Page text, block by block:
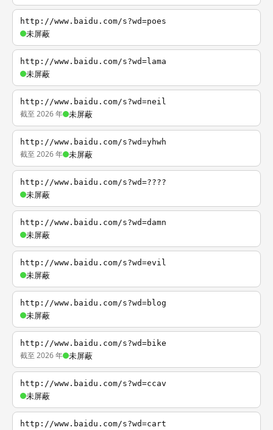
http://www.baidu.com/s?wd=poes
未屏蔽
http://www.baidu.com/s?wd=lama
未屏蔽
http://www.baidu.com/s?wd=neil
截至 2026 年 未屏蔽
http://www.baidu.com/s?wd=yhwh
截至 2026 年 未屏蔽
http://www.baidu.com/s?wd=????
未屏蔽
http://www.baidu.com/s?wd=damn
未屏蔽
http://www.baidu.com/s?wd=evil
未屏蔽
http://www.baidu.com/s?wd=blog
未屏蔽
http://www.baidu.com/s?wd=bike
截至 2026 年 未屏蔽
http://www.baidu.com/s?wd=ccav
未屏蔽
http://www.baidu.com/s?wd=cart